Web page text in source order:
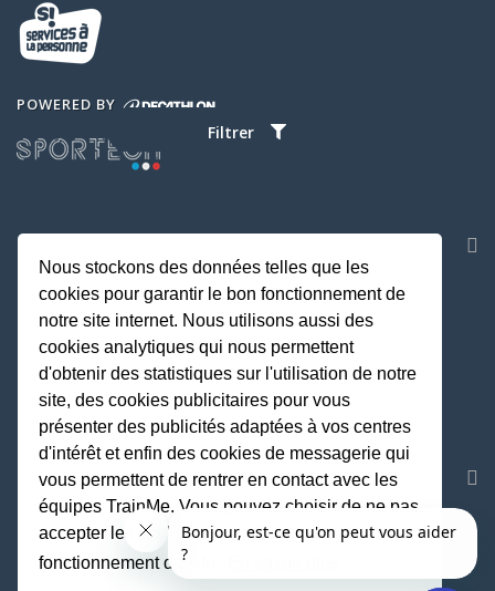
Filtrer
POWERED BY
REJOIGNEZ LA COMMUNAUTE
Fait avec
Nous stockons des données telles que les
cookies pour garantir le bon fonctionnement de
notre site internet. Nous utilisons aussi des
cookies analytiques qui nous permettent
d'obtenir des statistiques sur l'utilisation de notre
site, des cookies publicitaires pour vous
présenter des publicités adaptées à vos centres
d'intérêt et enfin des cookies de messagerie qui
vous permettent de rentrer en contact avec les
équipes TrainMe. Vous pouvez choisir de ne pas
accepter les cookies non indispensables au
fonctionnement du site.